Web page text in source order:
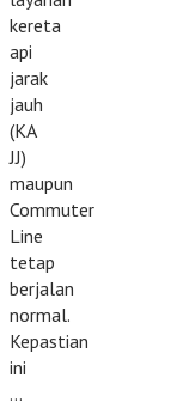
kereta
api
jarak
jauh
(KA
JJ)
maupun
Commuter
Line
tetap
berjalan
normal.
Kepastian
ini
…